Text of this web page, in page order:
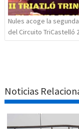
Nules acoge la
del Circuito TriCastelló
Noticias